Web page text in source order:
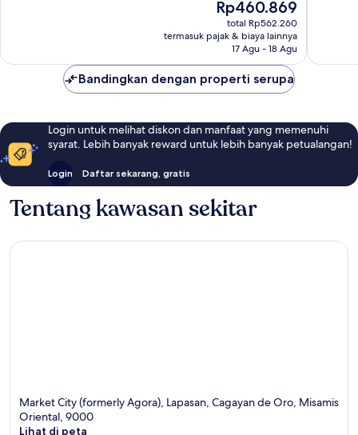
Harga
sekarang
Rp460.869
Rp460.869
total Rp562.260
termasuk pajak & biaya lainnya
17 Agu - 18 Agu
Bandingkan dengan properti serupa
Login untuk melihat diskon dan manfaat yang memenuhi
syarat. Lebih banyak reward untuk lebih banyak petualangan!
Login Daftar sekarang, gratis
Tentang kawasan sekitar
Market City (formerly Agora), Lapasan, Cagayan de Oro, Misamis
Oriental, 9000
Lihat di peta